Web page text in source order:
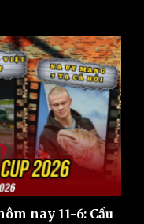
yêu - Gia đình
nay 11-6: Cầu